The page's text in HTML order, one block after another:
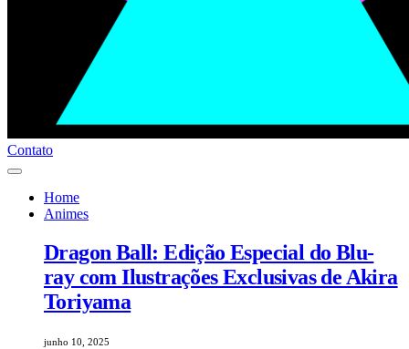
Contato
Home
Animes
Dragon Ball: Edição Especial do Blu-
ray com Ilustrações Exclusivas de Akira
Toriyama
junho 10, 2025